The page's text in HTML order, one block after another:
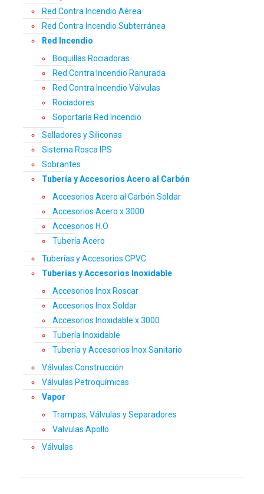
Red Contra Incendio Aérea
Red Contra Incendio Subterránea
Red Incendio
Boquillas Rociadoras
Red Contra Incendio Ranurada
Red Contra Incendio Válvulas
Rociadores
Soportaría Red Incendio
Selladores y Siliconas
Sistema Rosca IPS
Sobrantes
Tubería y Accesorios Acero al Carbón
Accesorios Acero al Carbón Soldar
Accesorios Acero x 3000
Accesorios H.O
Tubería Acero
Tuberías y Accesorios CPVC
Tuberías y Accesorios Inoxidable
Accesorios Inox Roscar
Accesorios Inox Soldar
Accesorios Inoxidable x 3000
Tubería Inoxidable
Tubería y Accesorios Inox Sanitario
Válvulas Construcción
Válvulas Petroquímicas
Vapor
Trampas, Válvulas y Separadores
Valvulas Apollo
Válvulas